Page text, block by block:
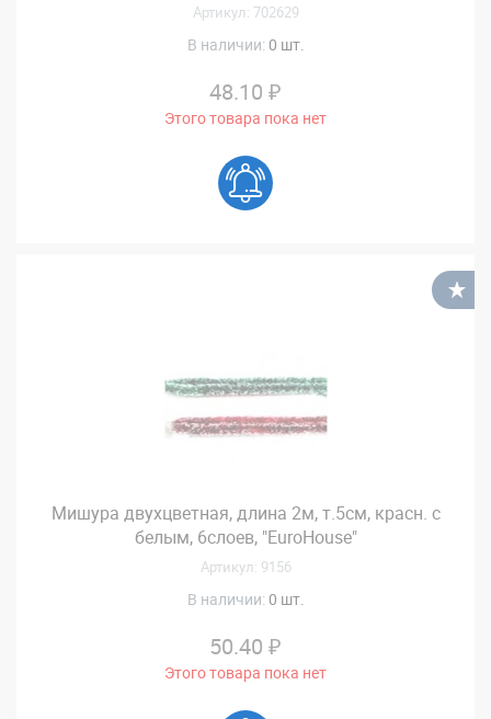
Артикул: 702629
В наличии: 0 шт.
48.10 ₽
Этого товара пока нет
Мишура двухцветная, длина 2м, т.5см, красн. с
белым, 6слоев, "EuroHouse"
Артикул: 9156
В наличии: 0 шт.
50.40 ₽
Этого товара пока нет